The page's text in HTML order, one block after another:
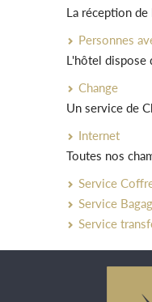
La réception
Personnes
L'hôtel dispose
Change
Un service de
Internet
Toutes nos
Service
Service
Service